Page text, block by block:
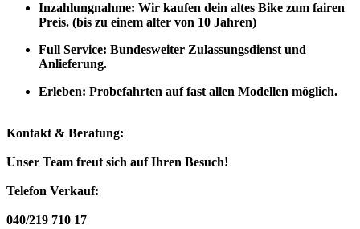
Inzahlungnahme: Wir kaufen dein altes Bike zum fairen
Preis. (bis zu einem alter von 10 Jahren)
Full Service: Bundesweiter Zulassungsdienst und
Anlieferung.
Erleben: Probefahrten auf fast allen Modellen möglich.
Kontakt & Beratung:
Unser Team freut sich auf Ihren Besuch!
Telefon Verkauf:
040/219 710 17